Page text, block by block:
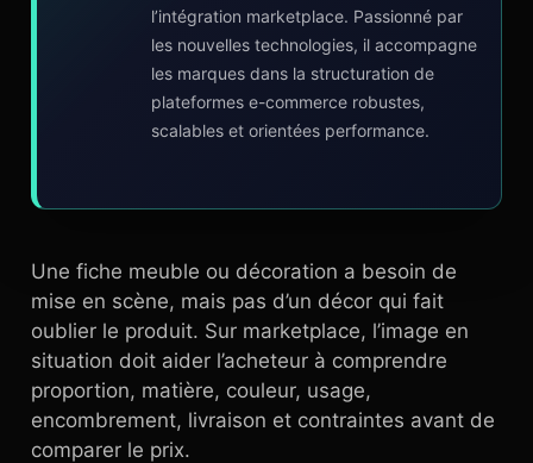
l’intégration marketplace. Passionné par
les nouvelles technologies, il accompagne
les marques dans la structuration de
plateformes e-commerce robustes,
scalables et orientées performance.
Une fiche meuble ou décoration a besoin de
mise en scène, mais pas d’un décor qui fait
oublier le produit. Sur marketplace, l’image en
situation doit aider l’acheteur à comprendre
proportion, matière, couleur, usage,
encombrement, livraison et contraintes avant de
comparer le prix.